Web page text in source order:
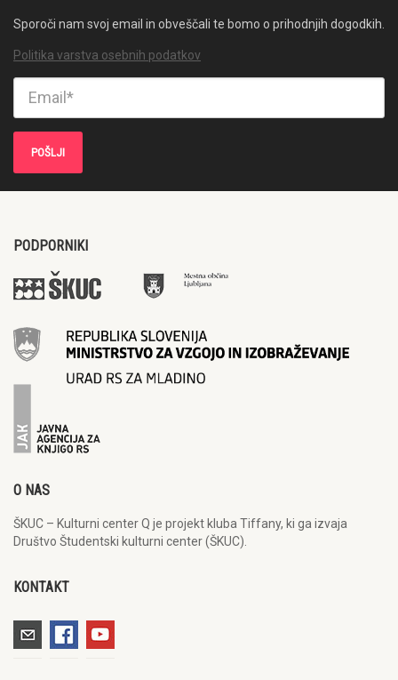
Sporoči nam svoj email in obveščali te bomo o prihodnjih dogodkih.
Politika varstva osebnih podatkov
PODPORNIKI
O NAS
ŠKUC – Kulturni center Q je projekt kluba Tiffany, ki ga izvaja
Društvo Študentski kulturni center (ŠKUC).
KONTAKT